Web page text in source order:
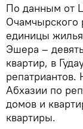
По данным от
Очамчырского
единицы
Эшера –
квартир, в
репатриантов.
Абхазии по
домов и
квартиры.